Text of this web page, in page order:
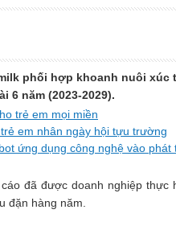
phối hợp khoanh nuôi
6 năm (2023-2029).
trẻ em mọi miền
em nhân ngày hội tựu trường
ứng dụng công nghệ vào phát
đã được doanh nghiệp
đặn hàng năm.